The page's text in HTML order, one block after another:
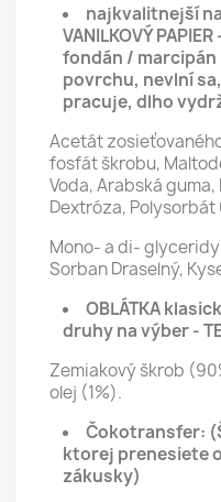
najkvalitnejší
VANILKOVÝ
fondán /
povrchu, nevlní
pracuje, dlho
Acetát
fosfát škrobu,
Voda, Arabská
Dextróza,
Mono- a di-
Sorban Draselný,
OBLÁTKA
druhy na výber -
Zemiakový škrob
olej (1%).
Čokotransfer:
ktorej prenesiete
zákusky)